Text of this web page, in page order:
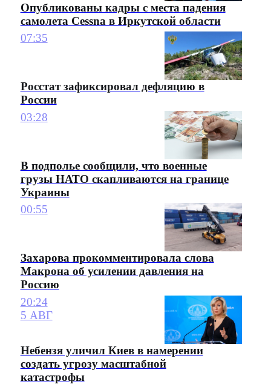
Опубликованы кадры с места падения
самолета Cessna в Иркутской области
07:35
Росстат зафиксировал дефляцию в
России
03:28
В подполье сообщили, что военные
грузы НАТО скапливаются на границе
Украины
00:55
Захарова прокомментировала слова
Макрона об усилении давления на
Россию
20:24
5 АВГ
Небензя уличил Киев в намерении
создать угрозу масштабной
катастрофы